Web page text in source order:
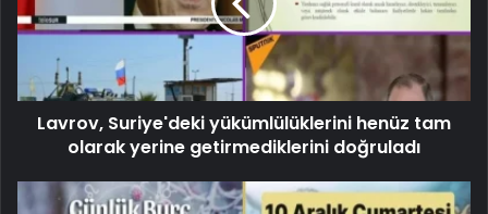
Lavrov, Suriye'deki yükümlülüklerini henüz tam
olarak yerine getirmediklerini doğruladı